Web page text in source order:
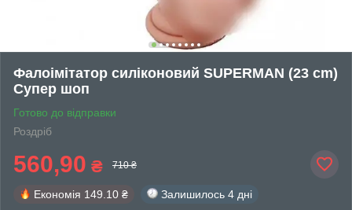
Фалоімітатор силіконовий SUPERMAN (23 cm)
Супер шоп
Готово до відправки
Роздріб
560,90 ₴ 710 ₴
Економія 149.10 ₴ Залишилось 4 дні